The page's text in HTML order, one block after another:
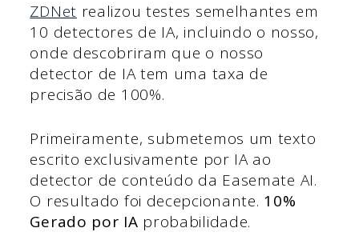
ZDNet realizou testes semelhantes em
10 detectores de IA, incluindo o nosso,
onde descobriram que o nosso
detector de IA tem uma taxa de
precisão de 100%.
Primeiramente, submetemos um texto
escrito exclusivamente por IA ao
detector de conteúdo da Easemate AI.
O resultado foi decepcionante. 10%
Gerado por IA probabilidade.